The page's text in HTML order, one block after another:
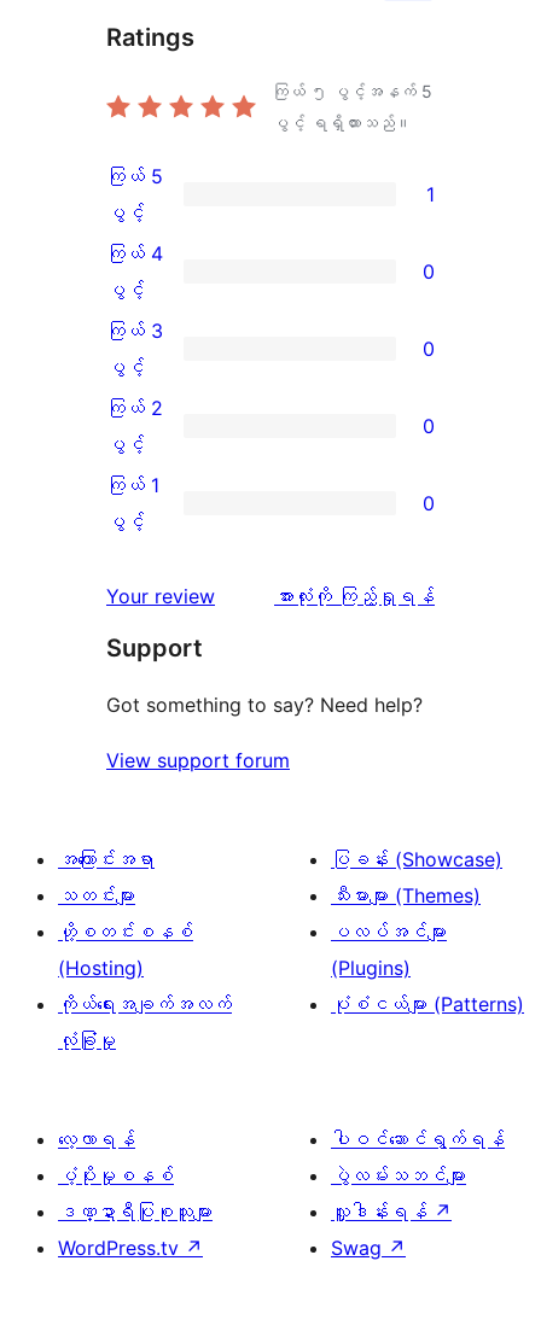
Ratings
ကြယ် ၅ ပွင့်အနက် 5
ပွင့် ရရှိထားသည်။
ကြယ်
5
ပွင့်
အဆင့်
သုံးသပ်
ကြယ် 5
ပွင့်
1
ကြယ်
4
ပွင့်
အဆင့်
သုံးသပ်
ကြယ် 4
ပွင့်
0
ကြယ်
3
ပွင့်
အဆင့်
သုံးသပ်
ကြယ် 3
ပွင့်
0
ကြယ်
2
ပွင့်
သုံးသပ်
0
စောင်
ကြယ် 2
ပွင့်
0
ကြယ်
ပွင့်
သုံးသပ်
ချက်
စောင်
ကြယ် 1
ပွင့်
0
Your review
သုံးသပ်
အားလုံးကို ကြည့်ရှုရန်
Support
Got something to say? Need help?
View support forum
အကြောင်းအရာ
သတင်းများ
ဟို့စတင်းစနစ်
(Hosting)
ကိုယ်ရေးအချက်အလက်
လုံခြုံမှု
ပြခန်း (Showcase)
သီးမားများ (Themes)
ပလပ်အင်များ
(Plugins)
ပုံစံငယ်များ (Patterns)
လေ့လာရန်
ပံ့ပိုးမှုစနစ်
ဒဏ္ဍာရီပြုစုသူများ
WordPress.tv ↗
ပါဝင်ဆောင်ရွက်ရန်
ပွဲလမ်းသဘင်များ
လှူဒါန်းရန် ↗
Swag ↗